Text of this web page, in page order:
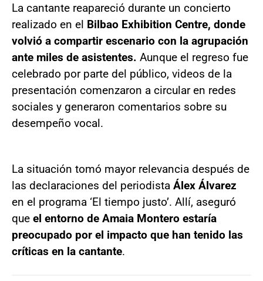
La cantante reapareció durante un concierto
realizado en el Bilbao Exhibition Centre, donde
volvió a compartir escenario con la agrupación
ante miles de asistentes. Aunque el regreso fue
celebrado por parte del público, videos de la
presentación comenzaron a circular en redes
sociales y generaron comentarios sobre su
desempeño vocal.
La situación tomó mayor relevancia después de
las declaraciones del periodista Álex Álvarez
en el programa ‘El tiempo justo’. Allí, aseguró
que el entorno de Amaia Montero estaría
preocupado por el impacto que han tenido las
críticas en la cantante.